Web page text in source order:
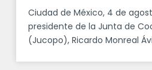
Ciudad de México, 4 de
presidente de la Junta de
(Jucopo), Ricardo Monreal